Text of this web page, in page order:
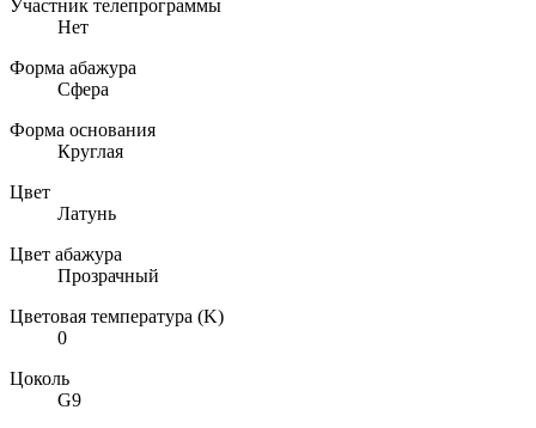
Участник телепрограммы
Нет
Форма абажура
Сфера
Форма основания
Круглая
Цвет
Латунь
Цвет абажура
Прозрачный
Цветовая температура (K)
0
Цоколь
G9